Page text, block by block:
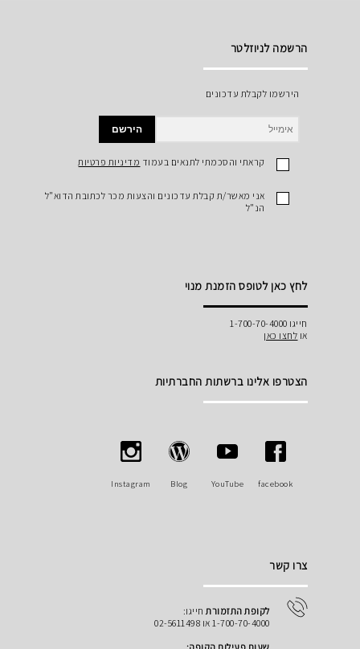
הרשמה לניוזלטר
הירשמו לקבלת עדכונים
קראתי והסכמתי לתנאים בעמודמדיניות פרטיות
אני מאשר/ת קבלת עדכונים והצעות מכר לכתובת הדוא"ל
הנ"ל
לחץ כאן לטופס הזמנת מנוי
לחצו כאן
הצטרפו אלינו ברשתות החברתיות
YouTube
Blog
Instagram
לקופת התזמורתחייגו:
1-700-70-4000 או 02-5611498